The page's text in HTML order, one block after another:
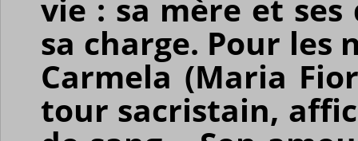
vie : sa mère et
sa charge. Pour
Carmela (Maria
tour sacristain,